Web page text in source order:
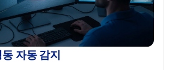
자동 감지